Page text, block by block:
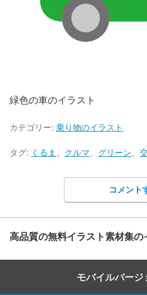
緑色の車のイラスト
カテゴリー: 乗り物のイラスト
タグ: くるま クルマ グリーン
コメント
高品質の無料イラスト素材集
モバイルバージ